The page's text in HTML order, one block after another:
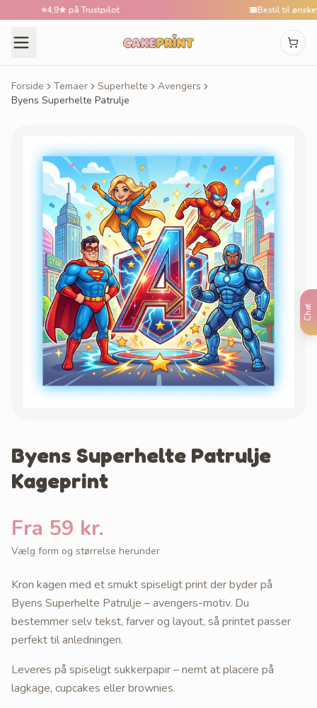
Chat
4,9★ på Trustpilot Bestil til ønsket
Forside Temaer Superhelte
Avengers
Byens Superhelte Patrulje
Byens Superhelte Patrulje
Kageprint
Fra 59 kr.
Vælg form og størrelse herunder
Kron kagen med et smukt spiseligt print der byder på
Byens Superhelte Patrulje – avengers-motiv. Du
bestemmer selv tekst, farver og layout, så printet passer
perfekt til anledningen.
Leveres på spiseligt sukkerpapir – nemt at placere på
lagkage, cupcakes eller brownies.